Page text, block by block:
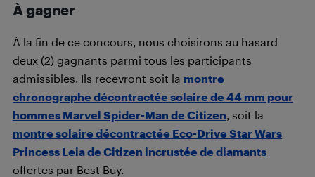
À gagner
À la fin de ce concours, nous choisirons au hasard
deux (2) gagnants parmi tous les participants
admissibles. Ils recevront soit la montre
chronographe décontractée solaire de 44 mm pour
hommes Marvel Spider-Man de Citizen , soit la
montre solaire décontractée Eco-Drive Star Wars
Princess Leia de Citizen incrustée de diamants
offertes par Best Buy.